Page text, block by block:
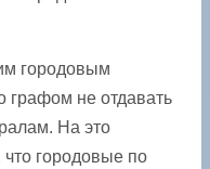
городовым
графом не отдавать
На это
городовые по